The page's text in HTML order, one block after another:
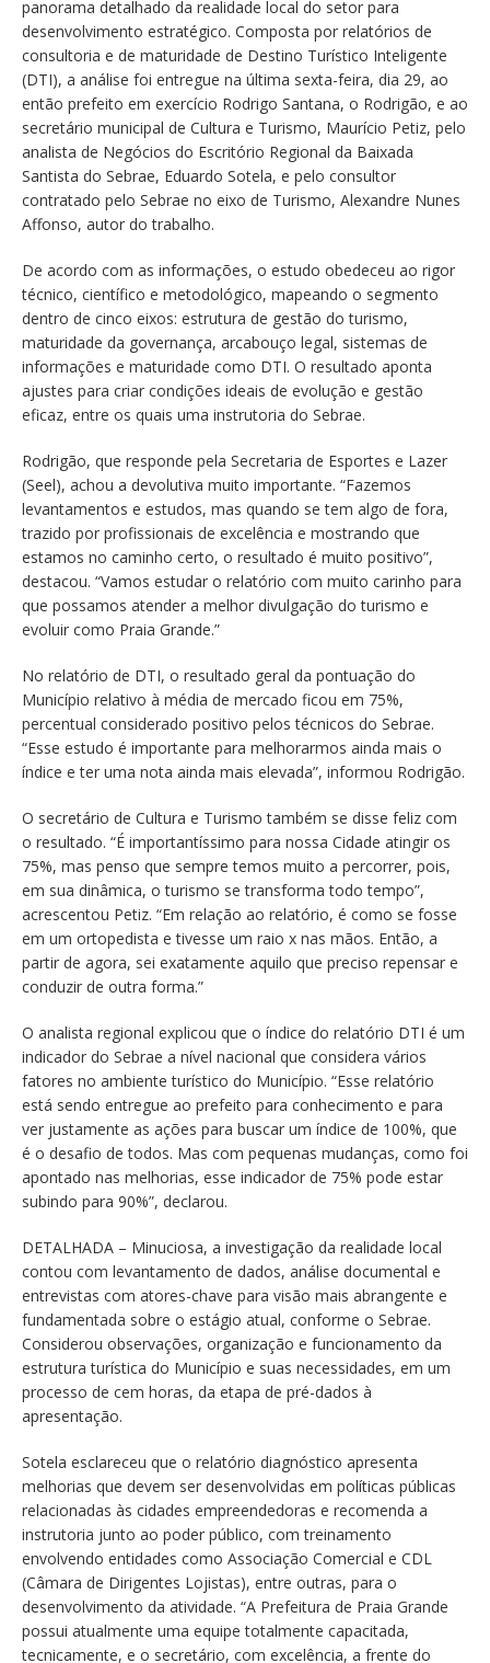
panorama detalhado da realidade local do setor para
desenvolvimento estratégico. Composta por relatórios de
consultoria e de maturidade de Destino Turístico Inteligente
(DTI), a análise foi entregue na última sexta-feira, dia 29, ao
então prefeito em exercício Rodrigo Santana, o Rodrigão, e ao
secretário municipal de Cultura e Turismo, Maurício Petiz, pelo
analista de Negócios do Escritório Regional da Baixada
Santista do Sebrae, Eduardo Sotela, e pelo consultor
contratado pelo Sebrae no eixo de Turismo, Alexandre Nunes
Affonso, autor do trabalho.
De acordo com as informações, o estudo obedeceu ao rigor
técnico, científico e metodológico, mapeando o segmento
dentro de cinco eixos: estrutura de gestão do turismo,
maturidade da governança, arcabouço legal, sistemas de
informações e maturidade como DTI. O resultado aponta
ajustes para criar condições ideais de evolução e gestão
eficaz, entre os quais uma instrutoria do Sebrae.
Rodrigão, que responde pela Secretaria de Esportes e Lazer
(Seel), achou a devolutiva muito importante. “Fazemos
levantamentos e estudos, mas quando se tem algo de fora,
trazido por profissionais de excelência e mostrando que
estamos no caminho certo, o resultado é muito positivo”,
destacou. “Vamos estudar o relatório com muito carinho para
que possamos atender a melhor divulgação do turismo e
evoluir como Praia Grande.”
No relatório de DTI, o resultado geral da pontuação do
Município relativo à média de mercado ficou em 75%,
percentual considerado positivo pelos técnicos do Sebrae.
“Esse estudo é importante para melhorarmos ainda mais o
índice e ter uma nota ainda mais elevada”, informou Rodrigão.
O secretário de Cultura e Turismo também se disse feliz com
o resultado. “É importantíssimo para nossa Cidade atingir os
75%, mas penso que sempre temos muito a percorrer, pois,
em sua dinâmica, o turismo se transforma todo tempo”,
acrescentou Petiz. “Em relação ao relatório, é como se fosse
em um ortopedista e tivesse um raio x nas mãos. Então, a
partir de agora, sei exatamente aquilo que preciso repensar e
conduzir de outra forma.”
O analista regional explicou que o índice do relatório DTI é um
indicador do Sebrae a nível nacional que considera vários
fatores no ambiente turístico do Município. “Esse relatório
está sendo entregue ao prefeito para conhecimento e para
ver justamente as ações para buscar um índice de 100%, que
é o desafio de todos. Mas com pequenas mudanças, como foi
apontado nas melhorias, esse indicador de 75% pode estar
subindo para 90%”, declarou.
DETALHADA – Minuciosa, a investigação da realidade local
contou com levantamento de dados, análise documental e
entrevistas com atores-chave para visão mais abrangente e
fundamentada sobre o estágio atual, conforme o Sebrae.
Considerou observações, organização e funcionamento da
estrutura turística do Município e suas necessidades, em um
processo de cem horas, da etapa de pré-dados à
apresentação.
Sotela esclareceu que o relatório diagnóstico apresenta
melhorias que devem ser desenvolvidas em políticas públicas
relacionadas às cidades empreendedoras e recomenda a
instrutoria junto ao poder público, com treinamento
envolvendo entidades como Associação Comercial e CDL
(Câmara de Dirigentes Lojistas), entre outras, para o
desenvolvimento da atividade. “A Prefeitura de Praia Grande
possui atualmente uma equipe totalmente capacitada,
tecnicamente, e o secretário, com excelência, a frente do